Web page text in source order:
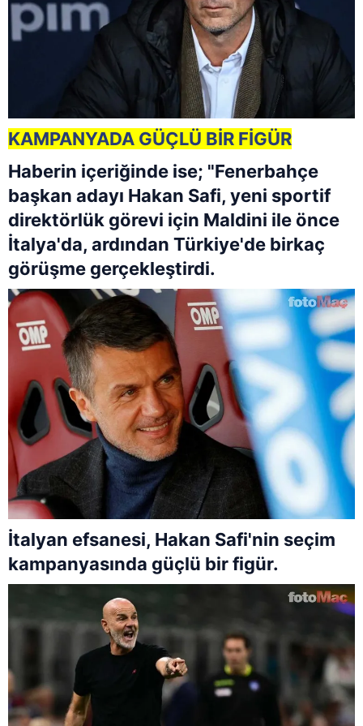
KAMPANYADA GÜÇLÜ BİR FİGÜR
Haberin içeriğinde ise; "Fenerbahçe
başkan adayı Hakan Safi, yeni sportif
direktörlük görevi için Maldini ile önce
İtalya'da, ardından Türkiye'de birkaç
görüşme gerçekleştirdi.
İtalyan efsanesi, Hakan Safi'nin seçim
kampanyasında güçlü bir figür.